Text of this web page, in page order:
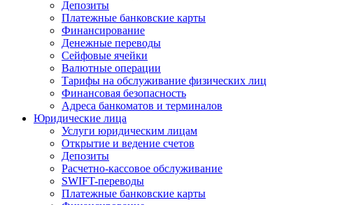
Депозиты
Платежные банковские карты
Финансирование
Денежные переводы
Сейфовые ячейки
Валютные операции
Тарифы на обслуживание физических лиц
Финансовая безопасность
Адреса банкоматов и терминалов
Юридические лица
Услуги юридическим лицам
Открытие и ведение счетов
Депозиты
Расчетно-кассовое обслуживание
SWIFT-переводы
Платежные банковские карты